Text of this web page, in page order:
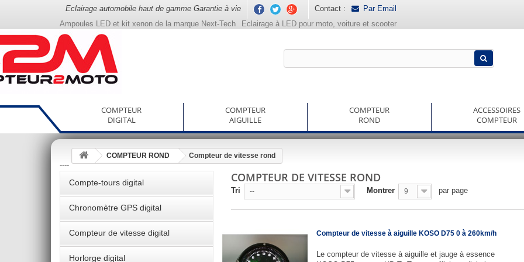
Eclairage automobile haut de gamme Garantie à vie Contact : Par Email
Ampoules LED et kit xenon de la marque Next-Tech Eclairage à LED pour moto, voiture et scooter
COMPTEUR
DIGITAL
COMPTEUR
AIGUILLE
COMPTEUR
ROND
ACCESSOIRES
COMPTEUR
----
COMPTEUR ROND Compteur de vitesse rond
Compte-tours digital
Chronomètre GPS digital
Compteur de vitesse digital
Horlorge digital
COMPTEUR DE VITESSE ROND
Tri -- Montrer 9 par page
Compteur de vitesse à aiguille KOSO D75 0 à 260km/h
Le compteur de vitesse à aiguille et jauge à essence